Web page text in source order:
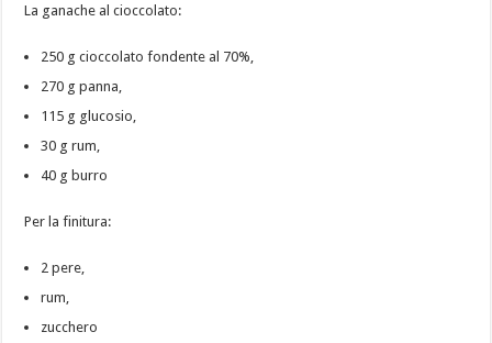
La ganache al cioccolato:
250 g cioccolato fondente al 70%,
270 g panna,
115 g glucosio,
30 g rum,
40 g burro
Per la finitura:
2 pere,
rum,
zucchero